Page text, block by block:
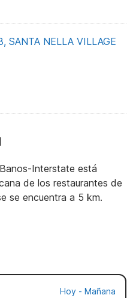
SANTA NELLA VILLAGE
Interstate está
de los restaurantes de
se encuentra a 5 km.
Hoy - Mañana